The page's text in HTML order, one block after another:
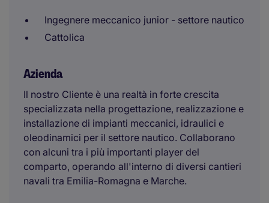
Ingegnere meccanico junior - settore nautico
Cattolica
Azienda
Il nostro Cliente è una realtà in forte crescita
specializzata nella progettazione, realizzazione e
installazione di impianti meccanici, idraulici e
oleodinamici per il settore nautico. Collaborano
con alcuni tra i più importanti player del
comparto, operando all'interno di diversi cantieri
navali tra Emilia-Romagna e Marche.